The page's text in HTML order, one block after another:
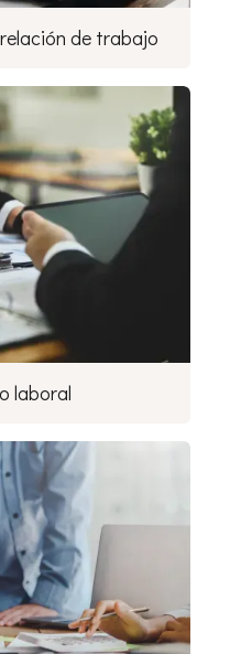
de trabajo
laboral